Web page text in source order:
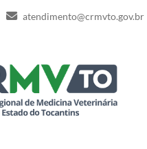
atendimento@crmvto.gov.br